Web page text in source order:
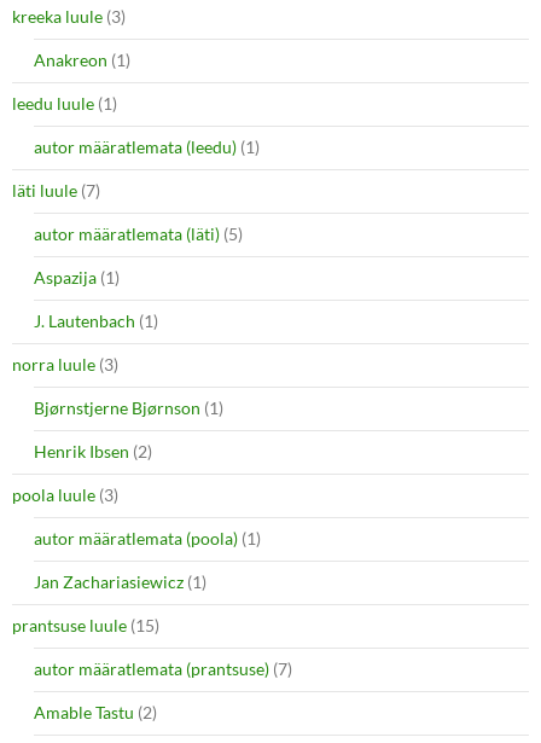
kreeka luule (3)
Anakreon (1)
leedu luule (1)
autor määratlemata (leedu) (1)
läti luule (7)
autor määratlemata (läti) (5)
Aspazija (1)
J. Lautenbach (1)
norra luule (3)
Bjørnstjerne Bjørnson (1)
Henrik Ibsen (2)
poola luule (3)
autor määratlemata (poola) (1)
Jan Zachariasiewicz (1)
prantsuse luule (15)
autor määratlemata (prantsuse) (7)
Amable Tastu (2)